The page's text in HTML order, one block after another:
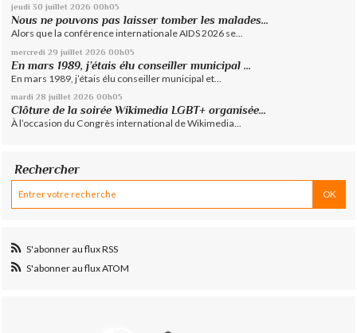
jeudi 30 juillet 2026 00h05
Nous ne pouvons pas laisser tomber les malades...
Alors que la conférence internationale AIDS 2026 se...
mercredi 29 juillet 2026 00h05
En mars 1989, j’étais élu conseiller municipal ...
En mars 1989, j’étais élu conseiller municipal et...
mardi 28 juillet 2026 00h05
Clôture de la soirée Wikimedia LGBT+ organisée...
À l’occasion du Congrès international de Wikimedia...
Rechercher
S'abonner au flux RSS
S'abonner au flux ATOM